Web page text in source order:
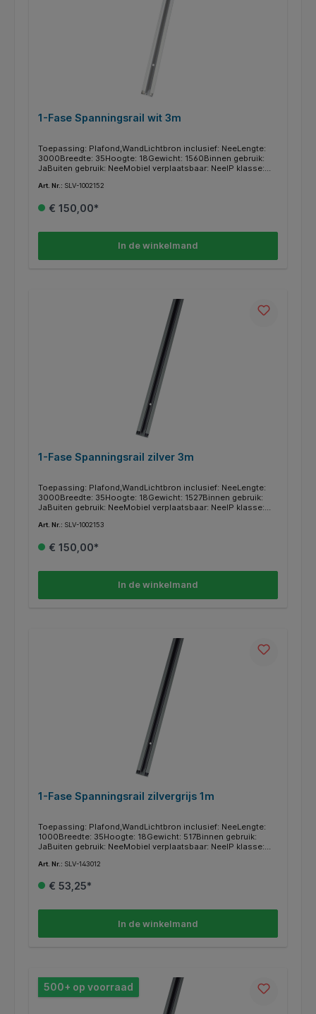
1-Fase Spanningsrail wit 3m
Toepassing: Plafond,WandLichtbron inclusief: NeeLengte:
3000Breedte: 35Hoogte: 18Gewicht: 1560Binnen gebruik:
JaBuiten gebruik: NeeMobiel verplaatsbaar: NeeIP klasse:
OpbouwBeveiligingsklasse: ISerie: 1~ SYSTEM
Art. Nr.: SLV-1002152
€ 150,00*
In de winkelmand
1-Fase Spanningsrail zilver 3m
Toepassing: Plafond,WandLichtbron inclusief: NeeLengte:
3000Breedte: 35Hoogte: 18Gewicht: 1527Binnen gebruik:
JaBuiten gebruik: NeeMobiel verplaatsbaar: NeeIP klasse:
OpbouwBeveiligingsklasse: ISerie: 1~ SYSTEM
Art. Nr.: SLV-1002153
€ 150,00*
In de winkelmand
1-Fase Spanningsrail zilvergrijs 1m
Toepassing: Plafond,WandLichtbron inclusief: NeeLengte:
1000Breedte: 35Hoogte: 18Gewicht: 517Binnen gebruik:
JaBuiten gebruik: NeeMobiel verplaatsbaar: NeeIP klasse:
OpbouwBeveiligingsklasse: ISerie: 1~ SYSTEM
Art. Nr.: SLV-143012
€ 53,25*
In de winkelmand
500+ op voorraad